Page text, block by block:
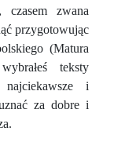
czasem zwana
przygotowując
(Matura
teksty
i
za dobre i